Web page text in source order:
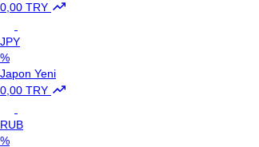
0,00 TRY
JPY
%
Japon Yeni
0,00 TRY
RUB
%